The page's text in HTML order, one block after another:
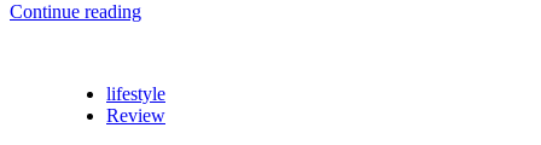
Continue reading
lifestyle
Review